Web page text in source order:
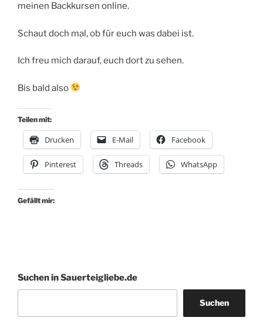
meinen Backkursen online.
Schaut doch mal, ob für euch was dabei ist.
Ich freu mich darauf, euch dort zu sehen.
Bis bald also
Teilen mit:
Drucken E-Mail Facebook
Pinterest Threads WhatsApp
Gefällt mir:
Suchen in Sauerteigliebe.de
Suchen